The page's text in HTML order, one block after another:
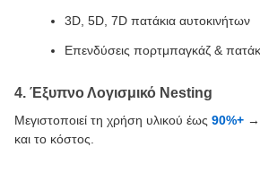
3D, 5D, 7D πατάκια αυτοκινήτων
Επενδύσεις πορτμπαγκάζ &
4. Έξυπνο Λογισμικό Nesting
Μεγιστοποιεί τη χρήση υλικού έως 90%+ →
και το κόστος.